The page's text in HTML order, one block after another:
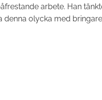
arbete. Han
denna olycka med